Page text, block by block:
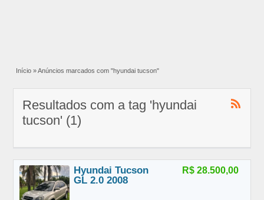
Início » Anúncios marcados com "hyundai tucson"
Resultados com a tag 'hyundai
tucson' (1)
R$ 28.500,00
Hyundai Tucson
GL 2.0 2008